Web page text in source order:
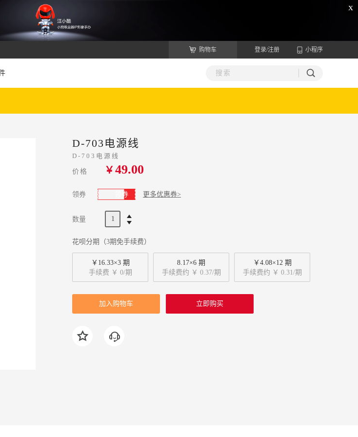
x
购物车 登录/注册 小程序
D-703电源线
D-703电源线
价格 ￥49.00
领券 领券 更多优惠券>
数量
花呗分期（3期免手续费）
￥16.33×3 期
手续费 ￥ 0/期
8.17×6 期
手续费约 ￥ 0.37/期
￥4.08×12 期
手续费约 ￥ 0.31/期
立即购买
加入购物车